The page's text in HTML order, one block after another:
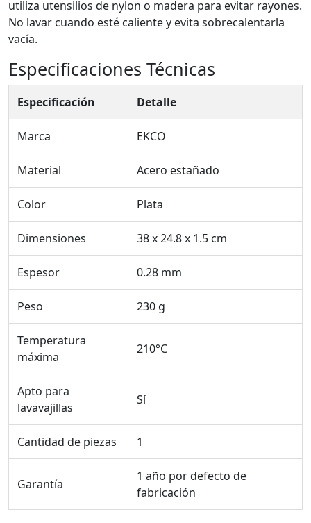
utiliza utensilios de nylon o madera para evitar rayones.
No lavar cuando esté caliente y evita sobrecalentarla
vacía.
Especificaciones Técnicas
Especificación Detalle
Marca EKCO
Material Acero estañado
Color Plata
Dimensiones 38 x 24.8 x 1.5 cm
Espesor 0.28 mm
Peso 230 g
Temperatura
máxima
210°C
Apto para
lavavajillas
Sí
Cantidad de piezas 1
Garantía
1 año por defecto de
fabricación